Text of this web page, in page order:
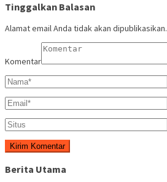
Tinggalkan Balasan
Alamat email Anda tidak akan dipublikasikan.
Komentar
Berita Utama